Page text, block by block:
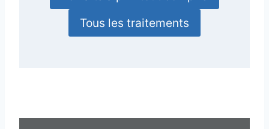
Tous les traitements